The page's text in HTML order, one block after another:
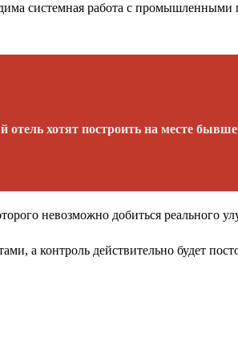
системная работа с
отель хотят построить на месте
невозможно добиться реального
а контроль действительно будет